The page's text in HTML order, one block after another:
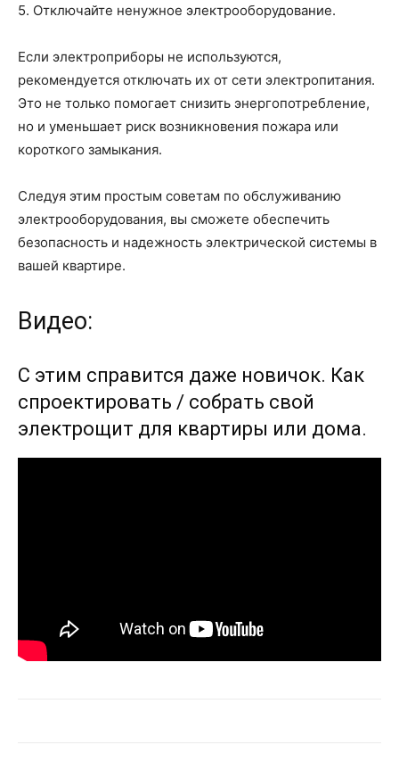
5. Отключайте ненужное электрооборудование.
Если электроприборы не используются,
рекомендуется отключать их от сети электропитания.
Это не только помогает снизить энергопотребление,
но и уменьшает риск возникновения пожара или
короткого замыкания.
Следуя этим простым советам по обслуживанию
электрооборудования, вы сможете обеспечить
безопасность и надежность электрической системы в
вашей квартире.
Видео:
С этим справится даже новичок. Как
спроектировать / собрать свой
электрощит для квартиры или дома.